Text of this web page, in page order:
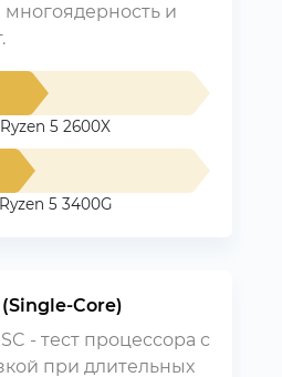
и
5 2600X
5 3400G
Core)
- тест процессора с
при длительных